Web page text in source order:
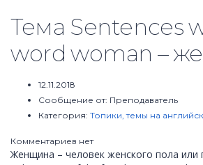
Тема Sentences
word woman –
12.11.2018
Сообщение от: Преподаватель
Категория: Топики, темы на
Комментариев нет
Женщина – человек женского пола или